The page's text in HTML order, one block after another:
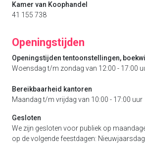
Kamer van Koophandel
41 155 738
Openingstijden
Openingstijden tentoonstellingen,
Woensdag t/m zondag van 12:00 - 17:00
Bereikbaarheid kantoren
Maandag t/m vrijdag van 10:00 - 17:00 uur
Gesloten
We zijn gesloten voor publiek op
op de volgende feestdagen: